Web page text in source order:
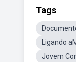
Tags
Ligando
Jovem